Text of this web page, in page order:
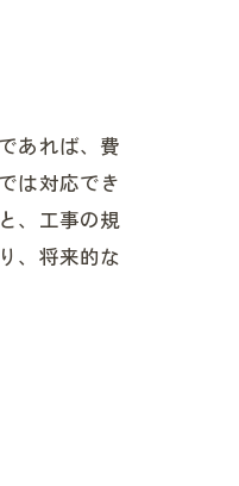
あれば、費
は対応でき
、工事の規
、将来的な